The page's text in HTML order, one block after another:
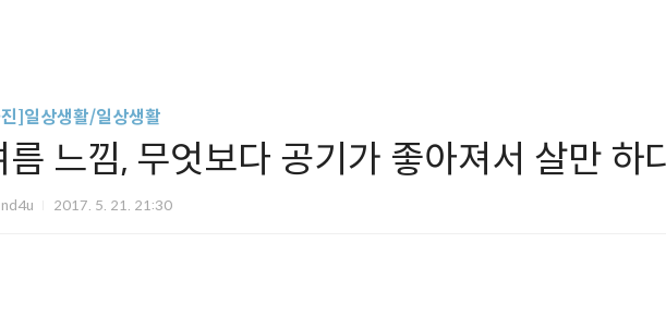
]일상생활/일상생활
름 느낌, 무엇보다 공기가 좋아져서 살만 하
2017. 5. 21. 21:30